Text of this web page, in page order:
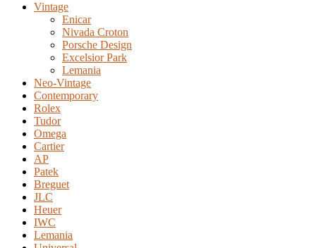
Vintage
Enicar
Nivada Croton
Porsche Design
Excelsior Park
Lemania
Neo-Vintage
Contemporary
Rolex
Tudor
Omega
Cartier
AP
Patek
Breguet
JLC
Heuer
IWC
Lemania